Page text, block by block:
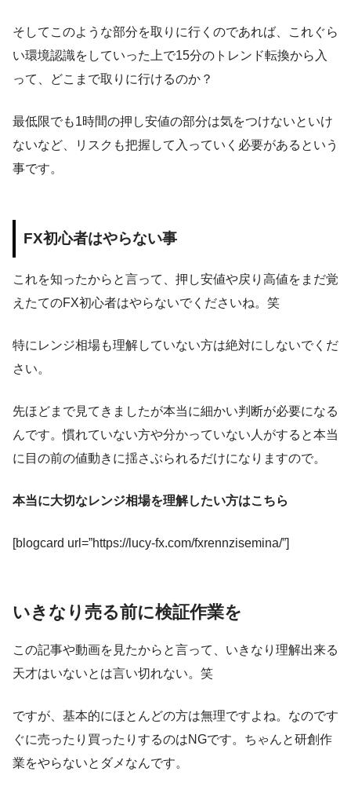
そしてこのような部分を取りに行くのであれば、これぐら
い環境認識をしていった上で15分のトレンド転換から入
って、どこまで取りに行けるのか？
最低限でも1時間の押し安値の部分は気をつけないといけ
ないなど、リスクも把握して入っていく必要があるという
事です。
FX初心者はやらない事
これを知ったからと言って、押し安値や戻り高値をまだ覚
えたてのFX初心者はやらないでくださいね。笑
特にレンジ相場も理解していない方は絶対にしないでくだ
さい。
先ほどまで見てきましたが本当に細かい判断が必要になる
んです。慣れていない方や分かっていない人がすると本当
に目の前の値動きに揺さぶられるだけになりますので。
本当に大切なレンジ相場を理解したい方はこちら
[blogcard url=”https://lucy-fx.com/fxrennzisemina/”]
いきなり売る前に検証作業を
この記事や動画を見たからと言って、いきなり理解出来る
天才はいないとは言い切れない。笑
ですが、基本的にほとんどの方は無理ですよね。なのです
ぐに売ったり買ったりするのはNGです。ちゃんと研創作
業をやらないとダメなんです。